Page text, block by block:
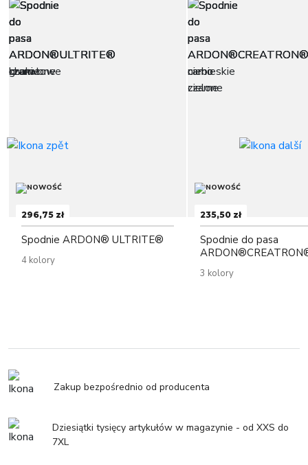
296,75 zł
Spodnie ARDON® ULTRITE®
4 kolory
235,50 zł
Spodnie do pasa
3 kolory
Zakup bezpośrednio od producenta
Dziesiątki tysięcy artykułów w magazynie - od XXS do
7XL